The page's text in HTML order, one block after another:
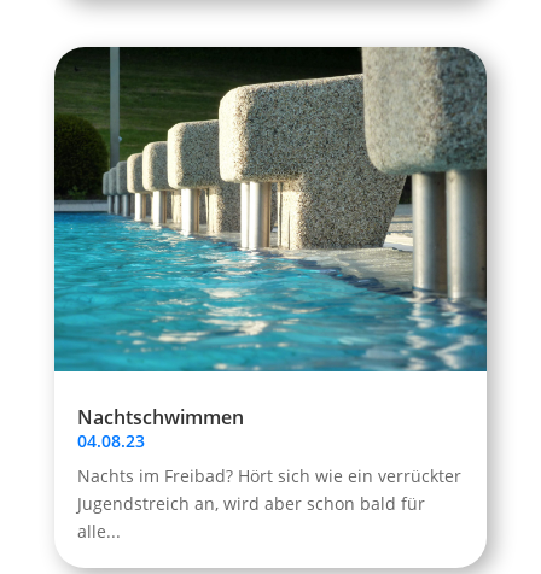
Nachtschwimmen
04.08.23
Nachts im Freibad? Hört sich wie ein verrückter
Jugendstreich an, wird aber schon bald für
alle...